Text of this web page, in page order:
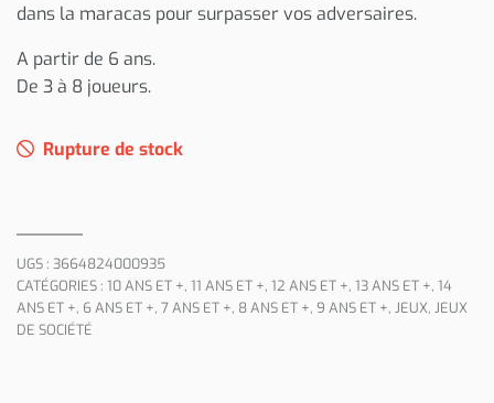
dans la maracas pour surpasser vos adversaires.
A partir de 6 ans.
De 3 à 8 joueurs.
Rupture de stock
UGS : 3664824000935
CATÉGORIES : 10 ANS ET +, 11 ANS ET +, 12 ANS ET +, 13 ANS ET +, 14
ANS ET +, 6 ANS ET +, 7 ANS ET +, 8 ANS ET +, 9 ANS ET +, JEUX, JEUX
DE SOCIÉTÉ